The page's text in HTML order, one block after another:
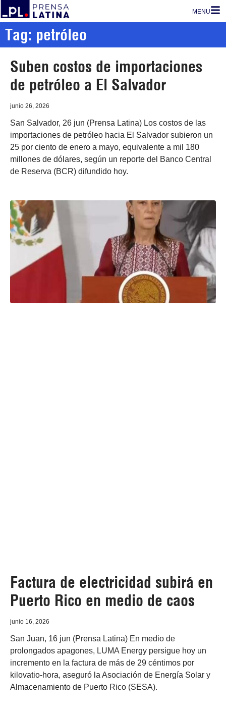
MENU
Tag: petróleo
Suben costos de importaciones
de petróleo a El Salvador
junio 26, 2026
San Salvador, 26 jun (Prensa Latina) Los costos de las
importaciones de petróleo hacia El Salvador subieron un
25 por ciento de enero a mayo, equivalente a mil 180
millones de dólares, según un reporte del Banco Central
de Reserva (BCR) difundido hoy.
Factura de electricidad subirá en
Puerto Rico en medio de caos
junio 16, 2026
San Juan, 16 jun (Prensa Latina) En medio de
prolongados apagones, LUMA Energy persigue hoy un
incremento en la factura de más de 29 céntimos por
kilovatio-hora, aseguró la Asociación de Energía Solar y
Almacenamiento de Puerto Rico (SESA).